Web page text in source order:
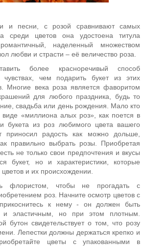
и песни, с розой сравнивают самых
среди цветов она удостоена титула
наделенный множеством
любви и страсти – её величество роза.
более красноречивый способ
чувствах, чем подарить букет из этих
Многие века роза является фаворитом
для любого праздника, будь то
свадьба или день рождения. Мало кто
виде «миллиона алых роз», как поется в
букета из роз любимого цвета вашего
приносил радость как можно дольше,
правильно выбрать розы. Приобретая
не только свои предпочтения и вкусы
букет, но и характеристики, которые
и их происхождении.
флористом, чтобы не прогадать с
роз. Начните осмотр цветов с
к нему - он должен быть
и эластичным, но при этом плотным.
бутон свидетельствует о том, что розу
Лепестки должны держаться крепко и
цветы с упакованными в